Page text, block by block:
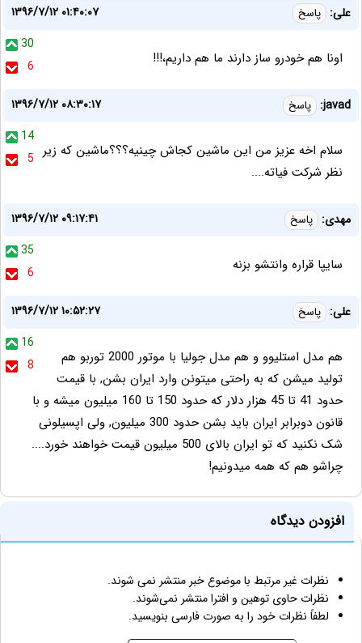
علی: پاسخ
۱۳۹۶/۷/۱۲ ۰۱:۴۰:۰۷
30
6
اونا هم خودرو ساز دارند ما هم داریم،!!!
javad: پاسخ
۱۳۹۶/۷/۱۲ ۰۸:۳۰:۱۷
14
5 سلام اخه عزیز من این ماشین کجاش چینیه؟؟؟ماشین که زیر
نظر شرکت فیاته....
مهدی: پاسخ
۱۳۹۶/۷/۱۲ ۰۹:۱۷:۴۱
35
6
سایپا قراره وانتشو بزنه
علی: پاسخ
۱۳۹۶/۷/۱۲ ۱۰:۵۲:۲۷
16
8
هم مدل استلیوو و هم مدل جولیا با موتور 2000 توربو هم
تولید میشن که به راحتی میتونن وارد ایران بشن, با قیمت
حدود 41 تا 45 هزار دلار که حدود 150 تا 160 میلیون میشه و با
قانون دوبرابر ایران باید بشن حدود 300 میلیون, ولی اپسیلونی
شک نکنید که تو ایران بالای 500 میلیون قیمت خواهند خورد....
چراشو هم که همه میدونیم!
افزودن دیدگاه
نظرات غیر مرتبط با موضوع خبر منتشر نمی شوند.
نظرات حاوی توهین و افترا منتشر نمی‌شوند.
لطفاً نظرات خود را به صورت فارسی بنویسید.